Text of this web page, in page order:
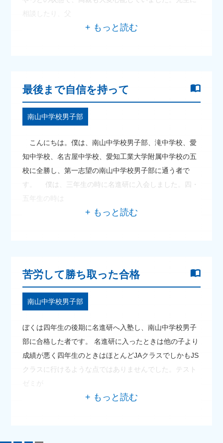
相談したり、父
最後まで自信を持って
南山中学校男子部
こんにちは。僕は、南山中学校男子部、滝中学校、愛
知中学校、名古屋中学校、愛知工業大学附属中学校の五
校に全勝し、第一志望の南山中学校男子部に通う者で
す。 僕は、三年生の時に名進研に入会しました。四・
五年生の時は
苦労して勝ち取った合格
南山中学校男子部
ぼくは四年生の後期に名進研へ入塾し、南山中学校男子
部に合格した者です。 名進研に入ったときは他の子より
成績が悪く四年生のときはほとんどJAクラスでしかもJS
クラスに行けるような点ではありませんでした。テスト
ゼミが